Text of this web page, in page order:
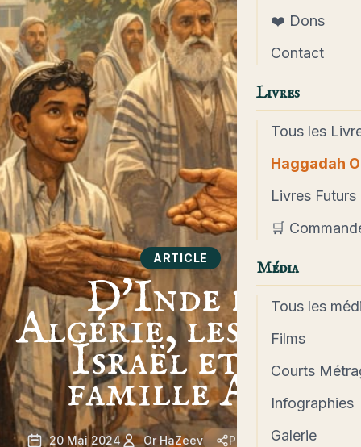
❤️ Dons
Contact
Livres
Tous les
Haggadah
Livres Futurs
🛒
Média
Tous les
Films
Courts
Infographies
Galerie
ARTICLE
D'Inde en
Algérie, les Bene
Israël et la
famille Abu
20 Mai 2024 Or HaZeev Partager l'article